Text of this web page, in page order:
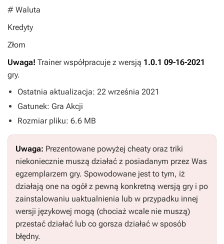
# Waluta
Kredyty
Złom
Uwaga! Trainer współpracuje z wersją 1.0.1 09-16-2021
gry.
Ostatnia aktualizacja: 22 września 2021
Gatunek: Gra Akcji
Rozmiar pliku: 6.6 MB
Uwaga: Prezentowane powyżej cheaty oraz triki
niekoniecznie muszą działać z posiadanym przez Was
egzemplarzem gry. Spowodowane jest to tym, iż
działają one na ogół z pewną konkretną wersją gry i po
zainstalowaniu uaktualnienia lub w przypadku innej
wersji językowej mogą (chociaż wcale nie muszą)
przestać działać lub co gorsza działać w sposób
błędny.